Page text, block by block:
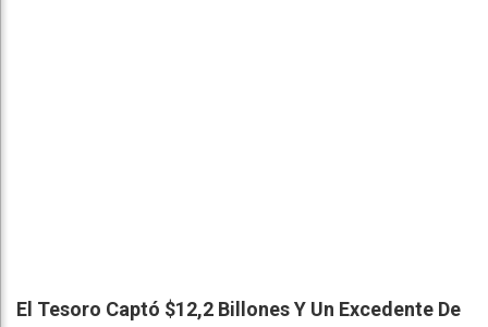
El Tesoro Captó $12,2 Billones Y Un Excedente De